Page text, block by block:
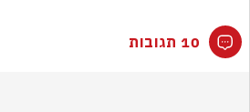
10 תגובות